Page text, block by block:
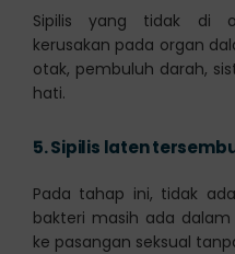
Sipilis yang tidak di
kerusakan pada organ
otak, pembuluh darah,
hati.
5.Sipilis laten
Pada tahap ini, tidak
bakteri masih ada
ke pasangan seksual